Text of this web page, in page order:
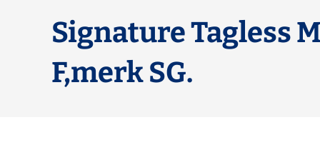
Signature Tagless
F,merk SG.